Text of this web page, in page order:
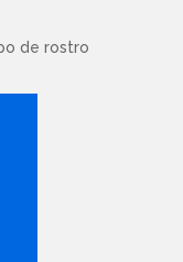
de rostro